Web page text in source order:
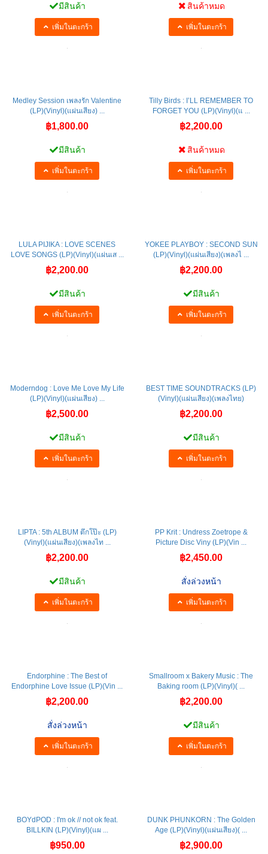
มีสินค้า
เพิ่มในตะกร้า
สินค้าหมด
เพิ่มในตะกร้า
Medley Session เพลงรัก Valentine
(LP)(Vinyl)(แผ่นเสียง) ...
฿1,800.00
มีสินค้า
เพิ่มในตะกร้า
Tilly Birds : I’LL REMEMBER TO
FORGET YOU (LP)(Vinyl)(แ ...
฿2,200.00
สินค้าหมด
เพิ่มในตะกร้า
LULA PIJIKA : LOVE SCENES
LOVE SONGS (LP)(Vinyl)(แผ่นเส ...
฿2,200.00
มีสินค้า
เพิ่มในตะกร้า
YOKEE PLAYBOY : SECOND SUN
(LP)(Vinyl)(แผ่นเสียง)(เพลงไ ...
฿2,200.00
มีสินค้า
เพิ่มในตะกร้า
Moderndog : Love Me Love My Life
(LP)(Vinyl)(แผ่นเสียง) ...
฿2,500.00
มีสินค้า
เพิ่มในตะกร้า
BEST TIME SOUNDTRACKS (LP)
(Vinyl)(แผ่นเสียง)(เพลงไทย)
฿2,200.00
มีสินค้า
เพิ่มในตะกร้า
LIPTA : 5th ALBUM ตึกโป๊ะ (LP)
(Vinyl)(แผ่นเสียง)(เพลงไท ...
฿2,200.00
มีสินค้า
เพิ่มในตะกร้า
PP Krit : Undress Zoetrope &
Picture Disc Viny (LP)(Vin ...
฿2,450.00
สั่งล่วงหน้า
เพิ่มในตะกร้า
Endorphine : The Best of
Endorphine Love Issue (LP)(Vin ...
฿2,200.00
สั่งล่วงหน้า
เพิ่มในตะกร้า
Smallroom x Bakery Music : The
Baking room (LP)(Vinyl)( ...
฿2,200.00
มีสินค้า
เพิ่มในตะกร้า
BOYdPOD : I'm ok // not ok feat.
BILLKIN (LP)(Vinyl)(แผ ...
฿950.00
DUNK PHUNKORN : The Golden
Age (LP)(Vinyl)(แผ่นเสียง)( ...
฿2,900.00